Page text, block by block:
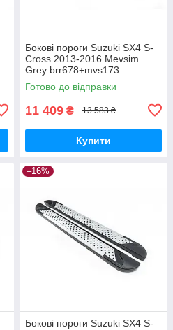
Бокові пороги Suzuki SX4 S-
Cross 2013-2016 Mevsim
Grey brr678+mvs173
Готово до відправки
11 409 ₴ 13 583 ₴
Купити
–16%
Бокові пороги Suzuki SX4 S-